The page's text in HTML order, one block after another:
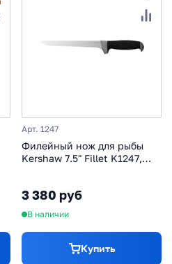
Арт. 1247
Филейный нож для рыбы
Kershaw 7.5" Fillet K1247,
3 380 руб
В наличии
Купить